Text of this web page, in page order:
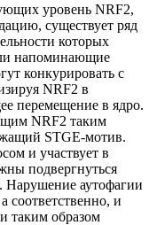
уровень NRF2,
существует ряд
которых
напоминающие
конкурировать с
NRF2 в
перемещение в ядро.
NRF2 таким
STGE-мотив.
и участвует в
подвергнуться
Нарушение аутофагии
соответственно, и
таким образом